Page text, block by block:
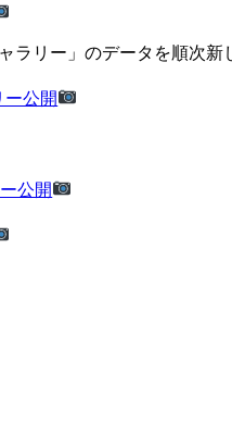
ラリー」のデータを順次新
ー公開
公開